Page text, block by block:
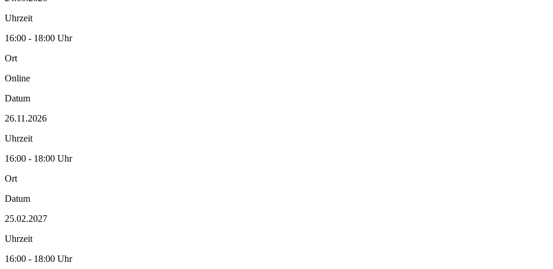
Uhrzeit
16:00 - 18:00 Uhr
Ort
Online
Datum
26.11.2026
Uhrzeit
16:00 - 18:00 Uhr
Ort
Datum
25.02.2027
Uhrzeit
16:00 - 18:00 Uhr